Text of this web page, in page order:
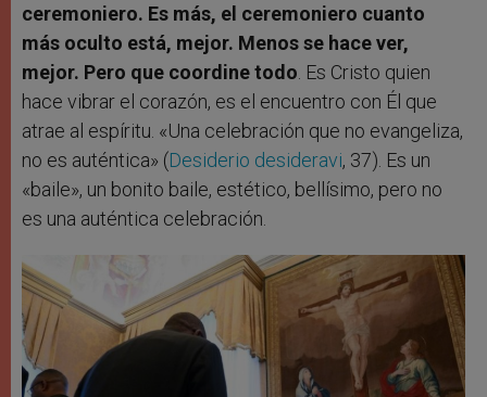
ceremoniero. Es más, el ceremoniero cuanto
más oculto está, mejor. Menos se hace ver,
mejor. Pero que coordine todo . Es Cristo quien
hace vibrar el corazón, es el encuentro con Él que
atrae al espíritu. «Una celebración que no evangeliza,
no es auténtica» (Desiderio desideravi, 37). Es un
«baile», un bonito baile, estético, bellísimo, pero no
es una auténtica celebración.